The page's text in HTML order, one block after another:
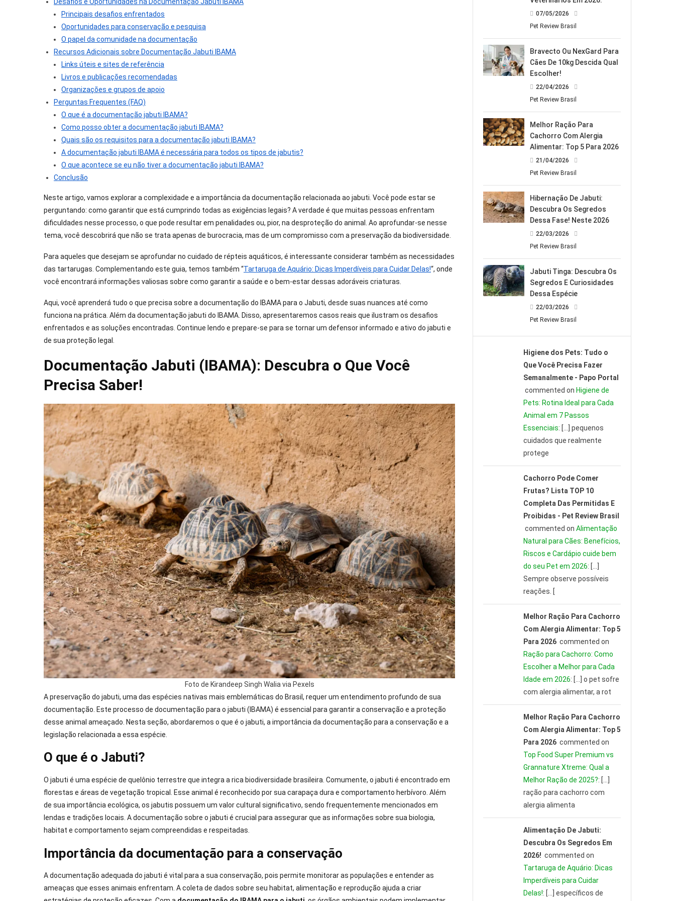
Principais desafios enfrentados
Oportunidades para conservação e pesquisa
O papel da comunidade na documentação
Recursos Adicionais sobre Documentação Jabuti IBAMA
Links úteis e sites de referência
Livros e publicações recomendadas
Organizações e grupos de apoio
Perguntas Frequentes (FAQ)
O que é a documentação jabuti IBAMA?
Como posso obter a documentação jabuti IBAMA?
Quais são os requisitos para a documentação jabuti IBAMA?
A documentação jabuti IBAMA é necessária para todos os tipos de jabutis?
O que acontece se eu não tiver a documentação jabuti IBAMA?
Conclusão
Neste artigo, vamos explorar a complexidade e a importância da documentação relacionada ao jabuti. Você pode estar se
perguntando: como garantir que está cumprindo todas as exigências legais? A verdade é que muitas pessoas enfrentam
dificuldades nesse processo, o que pode resultar em penalidades ou, pior, na desproteção do animal. Ao aprofundar-se nesse
tema, você descobrirá que não se trata apenas de burocracia, mas de um compromisso com a preservação da biodiversidade.
Para aqueles que desejam se aprofundar no cuidado de répteis aquáticos, é interessante considerar também as necessidades
das tartarugas. Complementando este guia, temos também “Tartaruga de Aquário: Dicas Imperdíveis para Cuidar Delas!“, onde
você encontrará informações valiosas sobre como garantir a saúde e o bem-estar dessas adoráveis criaturas.
Aqui, você aprenderá tudo o que precisa sobre a documentação do IBAMA para o Jabuti, desde suas nuances até como
funciona na prática. Além da documentação jabuti do IBAMA. Disso, apresentaremos casos reais que ilustram os desafios
enfrentados e as soluções encontradas. Continue lendo e prepare-se para se tornar um defensor informado e ativo do jabuti e
de sua proteção legal.
Documentação Jabuti (IBAMA): Descubra o Que Você
Precisa Saber!
Foto de Kirandeep Singh Walia via Pexels
A preservação do jabuti, uma das espécies nativas mais emblemáticas do Brasil, requer um entendimento profundo de sua
documentação. Este processo de documentação para o jabuti (IBAMA) é essencial para garantir a conservação e a proteção
desse animal ameaçado. Nesta seção, abordaremos o que é o jabuti, a importância da documentação para a conservação e a
legislação relacionada a essa espécie.
O que é o Jabuti?
O jabuti é uma espécie de quelônio terrestre que integra a rica biodiversidade brasileira. Comumente, o jabuti é encontrado em
florestas e áreas de vegetação tropical. Esse animal é reconhecido por sua carapaça dura e comportamento herbívoro. Além
de sua importância ecológica, os jabutis possuem um valor cultural significativo, sendo frequentemente mencionados em
lendas e tradições locais. A documentação sobre o jabuti é crucial para assegurar que as informações sobre sua biologia,
habitat e comportamento sejam compreendidas e respeitadas.
Importância da documentação para a conservação
A documentação adequada do jabuti é vital para a sua conservação, pois permite monitorar as populações e entender as
ameaças que esses animais enfrentam. A coleta de dados sobre seu habitat, alimentação e reprodução ajuda a criar
07/05/2026
Pet Review Brasil
Bravecto Ou NexGard Para
Cães De 10kg Descida Qual
Escolher!
22/04/2026
Pet Review Brasil
Melhor Ração Para
Cachorro Com Alergia
Alimentar: Top 5 Para 2026
21/04/2026
Pet Review Brasil
Hibernação De Jabuti:
Descubra Os Segredos
Dessa Fase! Neste 2026
22/03/2026
Pet Review Brasil
Jabuti Tinga: Descubra Os
Segredos E Curiosidades
Dessa Espécie
22/03/2026
Pet Review Brasil
Higiene dos Pets: Tudo o
Que Você Precisa Fazer
Semanalmente - Papo Portal
commented on Higiene de
Pets: Rotina Ideal para Cada
Animal em 7 Passos
Essenciais: […] pequenos
cuidados que realmente
protege
Cachorro Pode Comer
Frutas? Lista TOP 10
Completa Das Permitidas E
Proibidas - Pet Review Brasil
commented on Alimentação
Natural para Cães: Benefícios,
Riscos e Cardápio cuide bem
do seu Pet em 2026: […]
Sempre observe possíveis
reações. [
Melhor Ração Para Cachorro
Com Alergia Alimentar: Top 5
Para 2026commented on
Ração para Cachorro: Como
Escolher a Melhor para Cada
Idade em 2026: […] o pet sofre
com alergia alimentar, a rot
Melhor Ração Para Cachorro
Com Alergia Alimentar: Top 5
Para 2026commented on
Top Food Super Premium vs
Grannature Xtreme: Qual a
Melhor Ração de 2025?: […]
ração para cachorro com
alergia alimenta
Alimentação De Jabuti:
Descubra Os Segredos Em
2026! commented on
Tartaruga de Aquário: Dicas
Imperdíveis para Cuidar
Delas!: […] específicos de